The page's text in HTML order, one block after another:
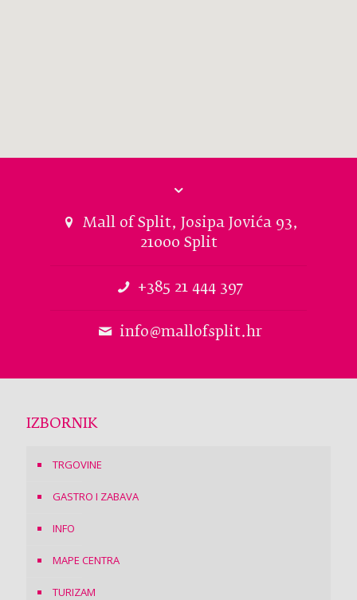
Mall of Split, Josipa Jovića 93,
21000 Split
+385 21 444 397
info@mallofsplit.hr
IZBORNIK
TRGOVINE
GASTRO I ZABAVA
INFO
MAPE CENTRA
TURIZAM